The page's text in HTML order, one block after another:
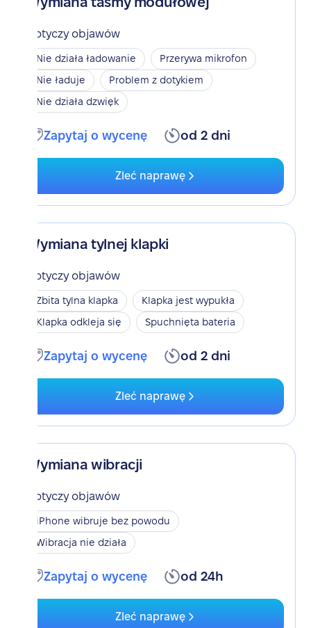
Dotyczy objawów
Nie działa ładowanie
Przerywa mikrofon
Nie ładuje
Problem z dotykiem
Nie działa dzwięk
Zapytaj o wycenę od 2 dni
Zleć naprawę
Wymiana tylnej klapki
Dotyczy objawów
Zbita tylna klapka
Klapka jest wypukła
Klapka odkleja się
Spuchnięta bateria
Zapytaj o wycenę od 2 dni
Zleć naprawę
Wymiana wibracji
Dotyczy objawów
iPhone wibruje bez powodu
Wibracja nie działa
Zapytaj o wycenę od 24h
Zleć naprawę